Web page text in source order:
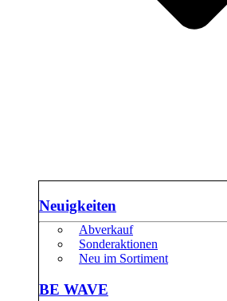
Neuigkeiten
Abverkauf
Sonderaktionen
Neu im Sortiment
BE WAVE